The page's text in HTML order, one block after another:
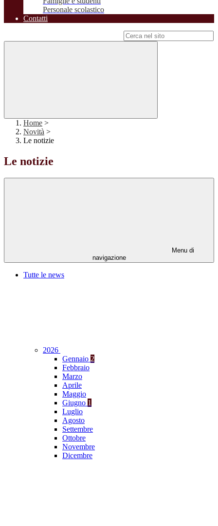
Personale scolastico
Contatti
Home >
Novità >
Le notizie
Le notizie
Menu di
navigazione
Tutte le news
2026
Gennaio 2
Febbraio
Marzo
Aprile
Maggio
Giugno 1
Luglio
Agosto
Settembre
Ottobre
Novembre
Dicembre